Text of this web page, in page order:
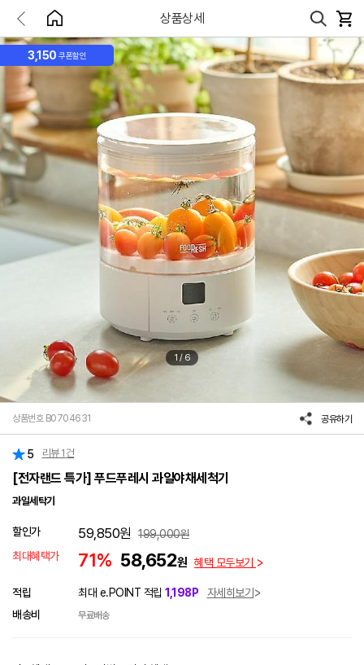
상품상세
3,150 쿠폰할인
1 / 6
상품번호 B0704631 공유하기
5 리뷰 1건
[전자랜드 특가] 푸드푸레시 과일야채세척기
과일세탁기
할인가 59,850원 199,000원
최대혜택가
71% 58,652원 혜택 모두보기
적립 최대 e.POINT 적립 1,198P
자세히보기
배송비
무료배송